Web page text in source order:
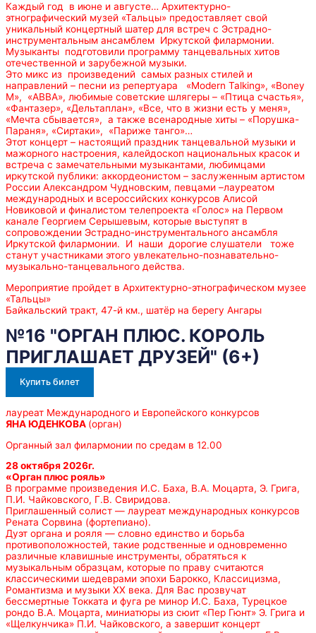
Каждый год в июне и августе… Архитектурно-
этнографический музей «Тальцы» предоставляет свой
уникальный концертный шатер для встреч с Эстрадно-
инструментальным ансамблем Иркутской филармонии.
Музыканты подготовили программу танцевальных хитов
отечественной и зарубежной музыки.
Это микс из произведений самых разных стилей и
направлений – песни из репертуара «Modern Talking», «Boney
M», «АВВА», любимые советские шлягеры – «Птица счастья»,
«Фантазер», «Дельтаплан», «Все, что в жизни есть у меня»,
«Мечта сбывается», а также всенародные хиты – «Порушка-
Параня», «Сиртаки», «Париже танго»…
Этот концерт – настоящий праздник танцевальной музыки и
мажорного настроения, калейдоскоп национальных красок и
встреча с замечательными музыкантами, любимцами
иркутской публики: аккордеонистом – заслуженным артистом
России Александром Чудновским, певцами –лауреатом
международных и всероссийских конкурсов Алисой
Новиковой и финалистом телепроекта «Голос» на Первом
канале Георгием Серышевым, которые выступят в
сопровождении Эстрадно-инструментального ансамбля
Иркутской филармонии. И наши дорогие слушатели тоже
станут участниками этого увлекательно-познавательно-
музыкально-танцевального действа.
Мероприятие пройдет в Архитектурно-этнографическом музее
«Тальцы»
Байкальский тракт, 47-й км., шатёр на берегу Ангары
№16 "ОРГАН ПЛЮС. КОРОЛЬ
ПРИГЛАШАЕТ ДРУЗЕЙ" (6+)
Купить билет
лауреат Международного и Европейского конкурсов
ЯНА ЮДЕНКОВА (орган)
Органный зал филармонии по средам в 12.00
28 октября 2026г.
«Орган плюс рояль»
В программе произведения И.С. Баха, В.А. Моцарта, Э. Грига,
П.И. Чайковского, Г.В. Свиридова.
Приглашенный солист — лауреат международных конкурсов
Рената Сорвина (фортепиано).
Дуэт органа и рояля — словно единство и борьба
противоположностей, такие родственные и одновременно
различные клавишные инструменты, обратяться к
музыкальным образцам, которые по праву считаются
классическими шедеврами эпохи Барокко, Классицизма,
Романтизма и музыки ХХ века. Для Вас прозвучат
бессмертные Токката и фуга ре минор И.С. Баха, Турецкое
рондо В.А. Моцарта, миниатюры из сюит «Пер Гюнт» Э. Грига и
«Щелкунчика» П.И. Чайковского, а завершит концерт